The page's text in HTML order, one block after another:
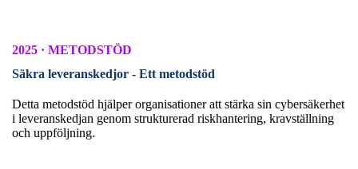
2025 · METODSTÖD
Säkra leveranskedjor - Ett metodstöd
Detta metodstöd hjälper organisationer att stärka sin cybersäkerhet
i leveranskedjan genom strukturerad riskhantering, kravställning
och uppföljning.